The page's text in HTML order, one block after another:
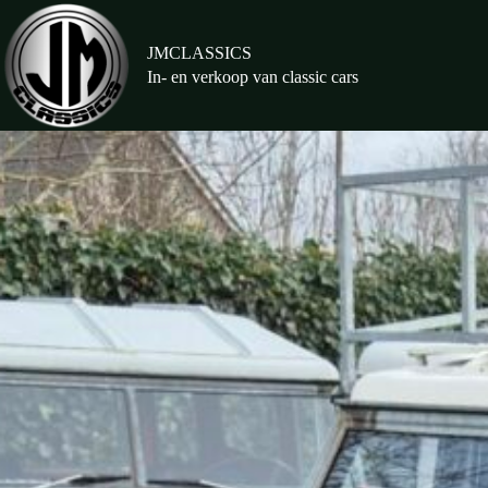
naar
de
inhoud
JMCLASSICS
In- en verkoop van classic cars